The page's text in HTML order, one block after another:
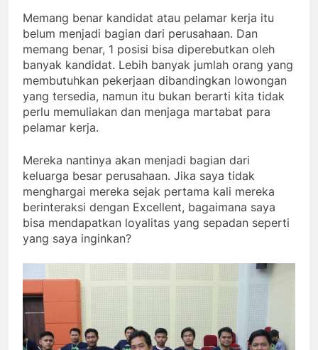
Memang benar kandidat atau pelamar kerja itu
belum menjadi bagian dari perusahaan. Dan
memang benar, 1 posisi bisa diperebutkan oleh
banyak kandidat. Lebih banyak jumlah orang yang
membutuhkan pekerjaan dibandingkan lowongan
yang tersedia, namun itu bukan berarti kita tidak
perlu memuliakan dan menjaga martabat para
pelamar kerja.
Mereka nantinya akan menjadi bagian dari
keluarga besar perusahaan. Jika saya tidak
menghargai mereka sejak pertama kali mereka
berinteraksi dengan Excellent, bagaimana saya
bisa mendapatkan loyalitas yang sepadan seperti
yang saya inginkan?